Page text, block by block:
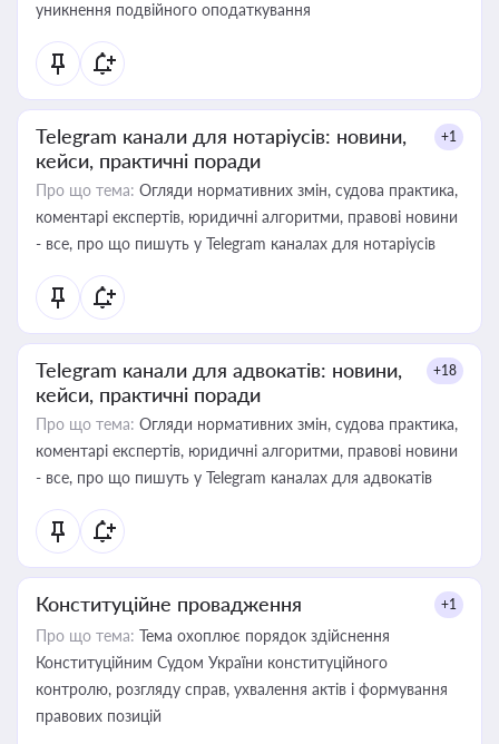
уникнення подвійного оподаткування
Telegram канали для нотаріусів: новини,
кейси, практичні поради
+1
Про що тема: Огляди нормативних змін, судова практика,
коментарі експертів, юридичні алгоритми, правові новини
- все, про що пишуть у Telegram каналах для нотаріусів
Telegram канали для адвокатів: новини,
кейси, практичні поради
+18
Про що тема: Огляди нормативних змін, судова практика,
коментарі експертів, юридичні алгоритми, правові новини
- все, про що пишуть у Telegram каналах для адвокатів
Конституційне провадження +1
Про що тема: Тема охоплює порядок здійснення
Конституційним Судом України конституційного
контролю, розгляду справ, ухвалення актів і формування
правових позицій